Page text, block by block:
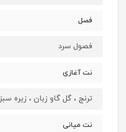
فصل
فصول سرد
نت آغازی
ترنج ، گل گاو زبان ، زيره سبز
نت میانی